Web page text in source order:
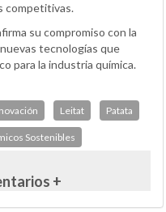
competitivas.
su compromiso con la
tecnologías que
para la industria química.
Leitat Patata
Sostenibles
+